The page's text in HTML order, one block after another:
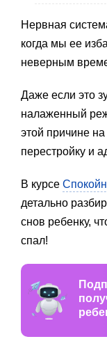
Нервная
когда мы ее
неверным
Даже если это
налаженный
этой причине
перестройку и
В курсе
детально
снов ребенку,
спал!